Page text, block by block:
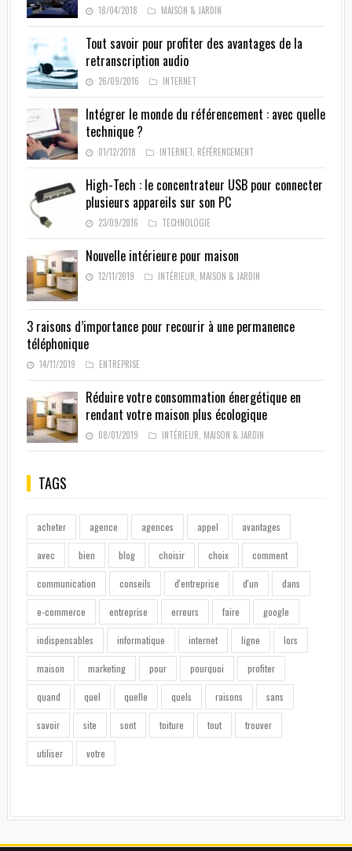
18/04/2018 MAISON & JARDIN
Tout savoir pour profiter des avantages de la
retranscription audio
26/09/2016 INTERNET
Intégrer le monde du référencement : avec quelle
technique ?
01/12/2018 INTERNET, RÉFÉRENCEMENT
High-Tech : le concentrateur USB pour connecter
plusieurs appareils sur son PC
23/09/2016 TECHNOLOGIE
Nouvelle intérieure pour maison
12/11/2019 INTÉRIEUR MAISON & JARDIN
3 raisons d’importance pour recourir à une permanence
téléphonique
14/11/2019 ENTREPRISE
Réduire votre consommation énergétique en
rendant votre maison plus écologique
08/01/2019 INTÉRIEUR MAISON & JARDIN
TAGS
acheter agence agences appel avantages
avec bien blog choisir choix comment
communication conseils d'entreprise d'un dans
e-commerce entreprise erreurs faire google
indispensables informatique internet ligne lors
maison marketing pour pourquoi profiter
quand quel quelle quels raisons sans
savoir site sont toiture tout trouver
utiliser votre